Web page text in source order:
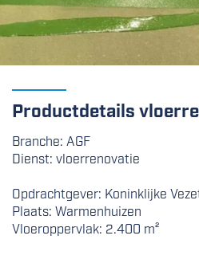
Productdetails
Branche: AGF
Dienst: vloerrenovatie
Opdrachtgever: Koninklijke
Plaats: Warmenhuizen
Vloeroppervlak: 2.400 m²